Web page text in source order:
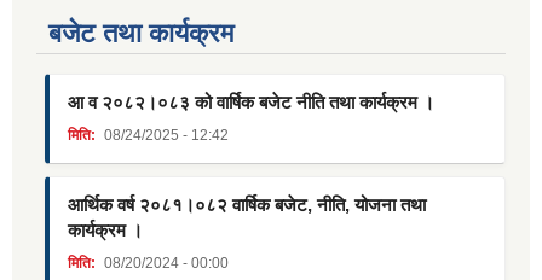
बजेट तथा कार्यक्रम
आ व २०८२।०८३ को वार्षिक बजेट नीति तथा कार्यक्रम ।
मिति: 08/24/2025 - 12:42
आर्थिक वर्ष २०८१।०८२ वार्षिक बजेट, नीति, योजना तथा
कार्यक्रम ।
मिति: 08/20/2024 - 00:00